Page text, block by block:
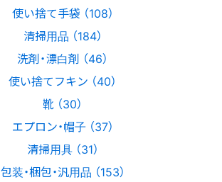
使い捨て手袋 （108）
清掃用品 （184）
洗剤・漂白剤 （46）
使い捨てフキン （40）
靴 （30）
エプロン・帽子 （37）
清掃用具 （31）
包装・梱包・汎用品 （153）